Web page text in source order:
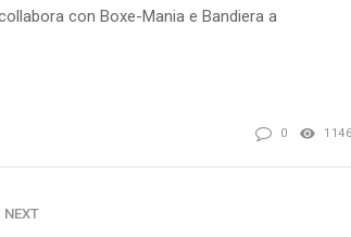
con Boxe-Mania e Bandiera a
0 1146
NEXT